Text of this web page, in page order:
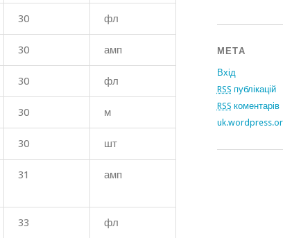
30 фл
30 амп
30 фл
30 м
30 шт
31 амп
33 фл
МЕТА
Вхід
RSS публікацій
RSS коментарів